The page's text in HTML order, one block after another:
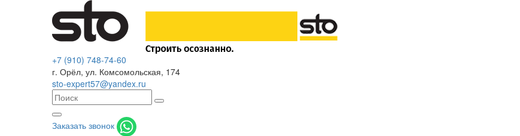
+7 (910) 748-74-60
г. Орёл, ул. Комсомольская, 174
sto-expert57@yandex.ru
Заказать звонок